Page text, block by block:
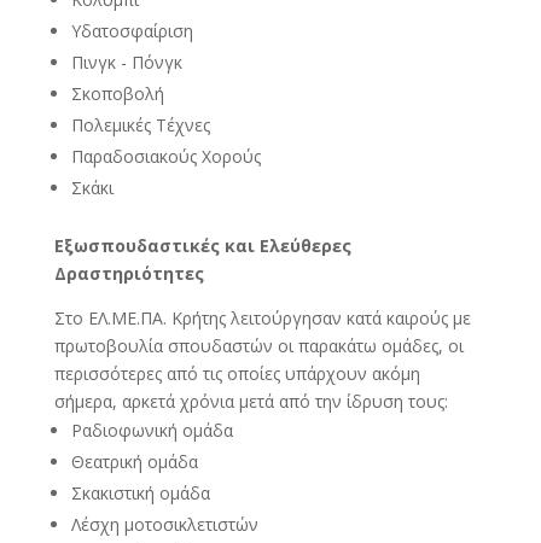
Υδατοσφαίριση
Πινγκ - Πόνγκ
Σκοποβολή
Πολεµικές Τέχνες
Παραδοσιακούς Χορούς
Σκάκι
Εξωσπουδαστικές και Ελεύθερες
Δραστηριότητες
Στο ΕΛ.ΜΕ.ΠΑ. Κρήτης λειτούργησαν κατά καιρούς µε
πρωτοβουλία σπουδαστών οι παρακάτω οµάδες, οι
περισσότερες από τις οποίες υπάρχουν ακόµη
σήµερα, αρκετά χρόνια µετά από την ίδρυση τους:
Ραδιοφωνική οµάδα
Θεατρική οµάδα
Σκακιστική οµάδα
Λέσχη µοτοσικλετιστών